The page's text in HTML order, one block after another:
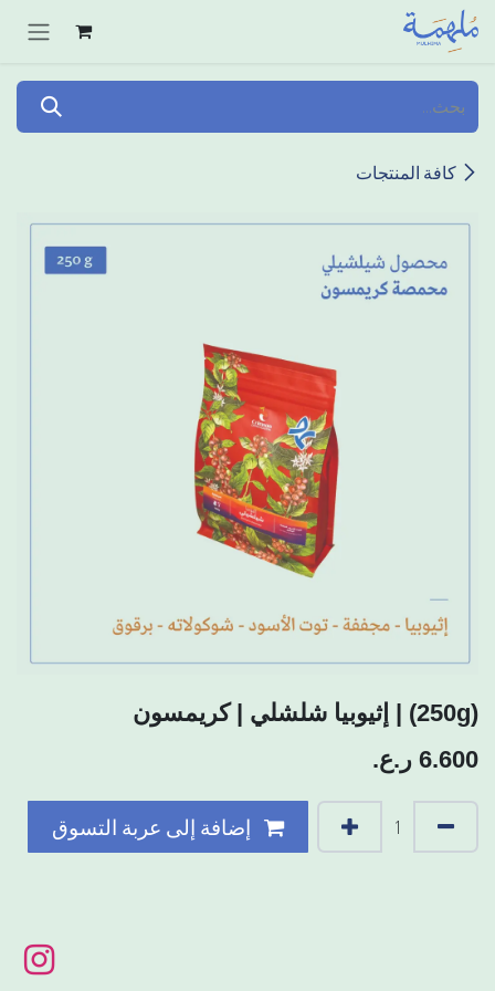
تخطي للذهاب إلى المحتوى
كافة المنتجات
(250g) | إثيوبيا شلشلي | كريمسون
6.600 ر.ع.
إضافة إلى عربة التسوق